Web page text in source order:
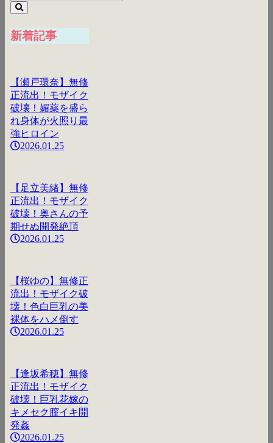
新着記事
【瀬戸環奈】無修
正流出！モザイク
破壊！媚薬を盛ら
れ身体が火照り最
強ヒロイン
2026.01.25
【足立美緒】無修
正流出！モザイク
破壊！奥さんの予
期せぬ開発絶頂
2026.01.25
【桜ゆの】無修正
流出！モザイク破
壊！色白巨乳の美
裸体をハメ倒す
2026.01.25
【逢坂希穂】無修
正流出！モザイク
破壊！巨乳花嫁の
キメセク膣イキ開
発姦
2026.01.25